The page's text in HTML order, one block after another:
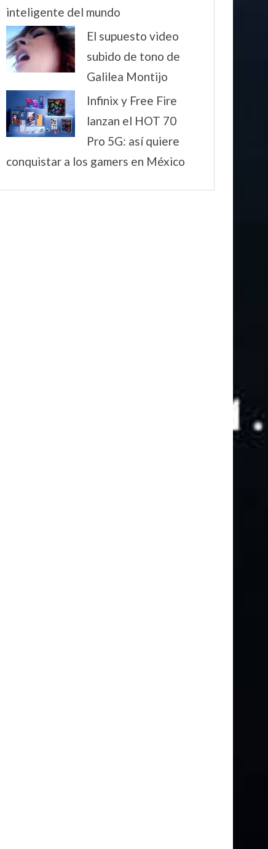
inteligente del mundo
El supuesto video
subido de tono de
Galilea Montijo
Infinix y Free Fire
lanzan el HOT 70
Pro 5G: así quiere
conquistar a los gamers en México